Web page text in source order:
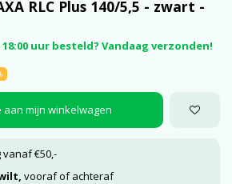
RLC Plus 140/5,5 - zwart -
uur besteld? Vandaag verzonden!
aan mijn winkelwagen
€50,-
vooraf of achteraf